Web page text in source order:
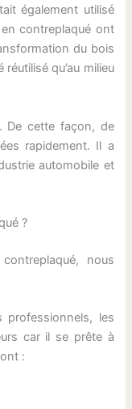
également utilisé
contreplaqué ont
du bois
qu’au milieu
De cette façon, de
rapidement. Il a
automobile et
?
nous
professionnels, les
car il se prête à
: